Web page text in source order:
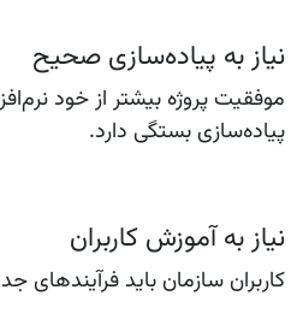
نیاز به پیاده‌سازی صحیح
موفقیت پروژه بیشتر از خود
پیاده‌سازی بستگی دارد.
نیاز به آموزش کاربران
کاربران سازمان باید فرآیندهای